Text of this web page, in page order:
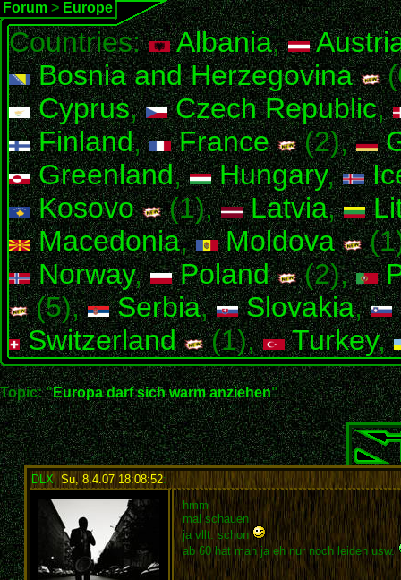
Forum > Europe
Countries: Albania,
Bosnia and Herzegovina
Cyprus, Czech Republic,
Finland, France (2),
Greenland, Hungary,
Kosovo
(1), Latvia,
Macedonia, Moldova
Norway, Poland (2),
(5),
Serbia, Slovakia,
Switzerland
(1), Turkey,
Topic: "Europa darf sich warm anziehen"
DLX, Su, 8.4.07 18:08:52:
hmm
mal schauen
ja vllt. schon
ab 60 hat man ja eh nur noch leiden usw.